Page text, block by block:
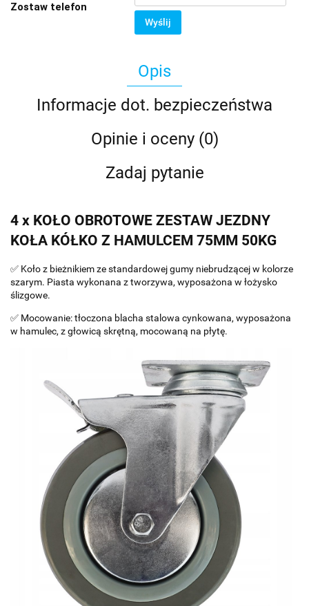
Zostaw telefon
Wyślij
Opis
Informacje dot. bezpieczeństwa
Opinie i oceny (0)
Zadaj pytanie
4 x KOŁO OBROTOWE ZESTAW JEZDNY
KOŁA KÓŁKO Z HAMULCEM 75MM 50KG
✅ Koło z bieżnikiem ze standardowej gumy niebrudzącej w kolorze
szarym. Piasta wykonana z tworzywa, wyposażona w łożysko
ślizgowe.
✅ Mocowanie: tłoczona blacha stalowa cynkowana, wyposażona
w hamulec, z głowicą skrętną, mocowaną na płytę.